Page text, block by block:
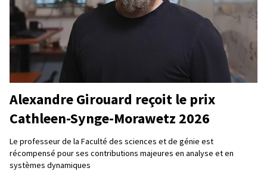
Alexandre Girouard reçoit le prix
Cathleen-Synge-Morawetz 2026
Le professeur de la Faculté des sciences et de génie est
récompensé pour ses contributions majeures en analyse et en
systèmes dynamiques